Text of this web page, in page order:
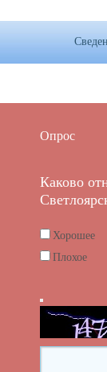
Опрос
Каково
Хорошее
Плохое